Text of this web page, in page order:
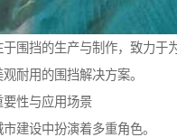
于围挡的生产与制作，致力于
耐用的围挡解决方案。
要性与应用场景
市建设中扮演着多重角色。